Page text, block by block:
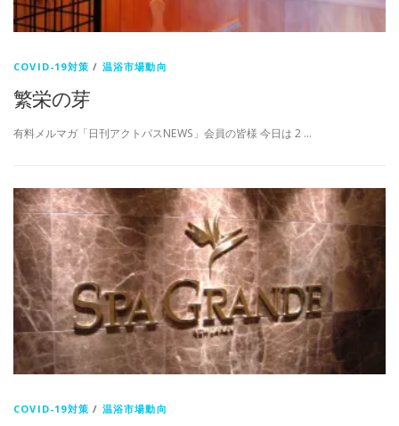
COVID-19対策 / 温浴市場動向
繁栄の芽
有料メルマガ「日刊アクトパスNEWS」会員の皆様 今日は 2 …
COVID-19対策 / 温浴市場動向